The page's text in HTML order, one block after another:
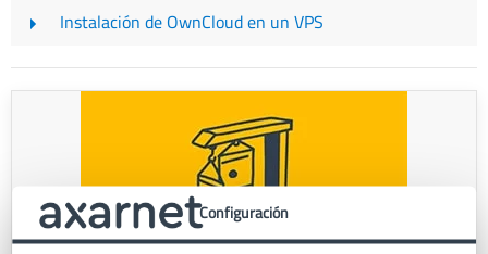
Instalación de OwnCloud en un VPS
Configuración